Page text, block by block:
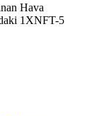
Hava
1XNFT-5